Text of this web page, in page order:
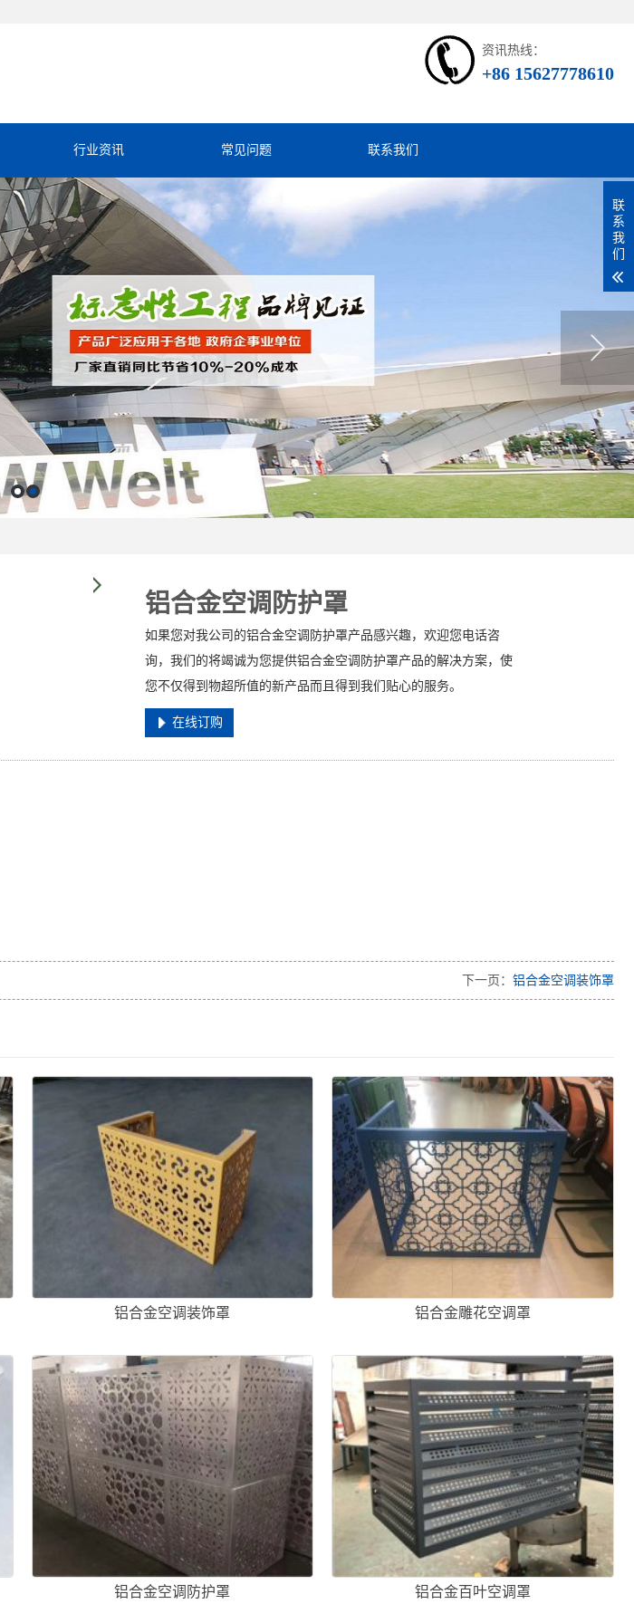
资讯热线：
+86 15627778610
行业资讯 常见问题 联系我们
铝合金空调防护罩
如果您对我公司的铝合金空调防护罩产品感兴趣，欢迎您电话咨
询，我们的将竭诚为您提供铝合金空调防护罩产品的解决方案，使
您不仅得到物超所值的新产品而且得到我们贴心的服务。
在线订购
下一页： 铝合金空调装饰罩
铝合金空调装饰罩 铝合金雕花空调罩
铝合金空调防护罩 铝合金百叶空调罩
联
系
我
们